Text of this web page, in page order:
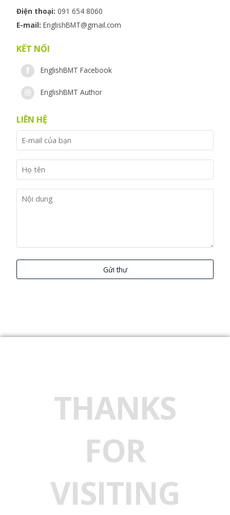
Điện thoại: 091 654 8060
E-mail: EnglishBMT@gmail.com
KẾT NỐI
EnglishBMT Facebook
EnglishBMT Author
LIÊN HỆ
Gửi thư
THANKS
FOR
VISITING